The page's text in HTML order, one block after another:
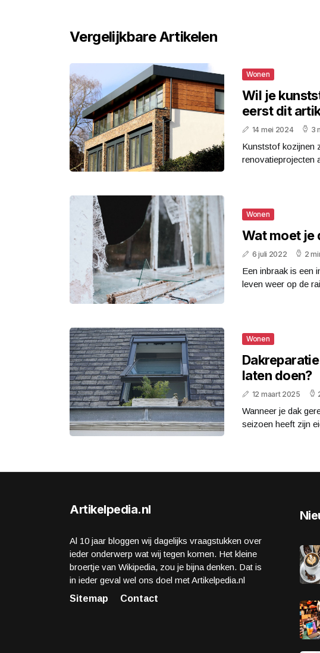
Vergelijkbare Artikelen
Wonen
Wil je
eerst dit
14 mei 2024 3
Kunststof kozijnen
renovatieprojecten
Wonen
Wat moet je
6 juli 2022 2
Een inbraak is een
leven weer op de
Wonen
laten doen?
12 maart 2025
Wanneer je dak
seizoen heeft zijn
Artikelpedia.nl
Al 10 jaar bloggen wij dagelijks vraagstukken over
ieder onderwerp wat wij tegen komen. Het kleine
broertje van Wikipedia, zou je bijna denken. Dat is
in ieder geval wel ons doel met Artikelpedia.nl
Sitemap
Contact